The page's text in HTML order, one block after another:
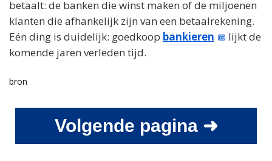
betaalt: de banken die winst maken of de miljoenen
klanten die afhankelijk zijn van een betaalrekening.
Eén ding is duidelijk: goedkoop bankieren
lijkt de
komende jaren verleden tijd.
bron
Volgende pagina ➜